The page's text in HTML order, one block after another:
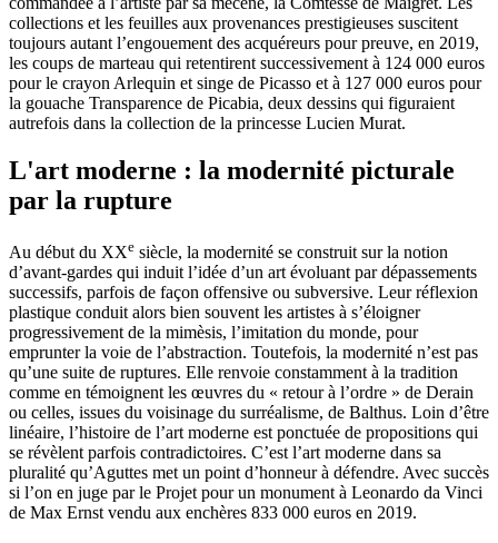
collections et les feuilles aux provenances prestigieuses suscitent
toujours autant l’engouement des acquéreurs pour preuve, en 2019,
les coups de marteau qui retentirent successivement à 124 000 euros
pour le crayon Arlequin et singe de Picasso et à 127 000 euros pour
la gouache Transparence de Picabia, deux dessins qui figuraient
autrefois dans la collection de la princesse Lucien Murat.
L'art moderne : la modernité picturale
par la rupture
Au début du XXe siècle, la modernité se construit sur la notion
d’avant-gardes qui induit l’idée d’un art évoluant par dépassements
successifs, parfois de façon offensive ou subversive. Leur réflexion
plastique conduit alors bien souvent les artistes à s’éloigner
progressivement de la mimèsis, l’imitation du monde, pour
emprunter la voie de l’abstraction. Toutefois, la modernité n’est pas
qu’une suite de ruptures. Elle renvoie constamment à la tradition
comme en témoignent les œuvres du « retour à l’ordre » de Derain
ou celles, issues du voisinage du surréalisme, de Balthus. Loin d’être
linéaire, l’histoire de l’art moderne est ponctuée de propositions qui
se révèlent parfois contradictoires. C’est l’art moderne dans sa
pluralité qu’Aguttes met un point d’honneur à défendre. Avec succès
si l’on en juge par le Projet pour un monument à Leonardo da Vinci
de Max Ernst vendu aux enchères 833 000 euros en 2019.